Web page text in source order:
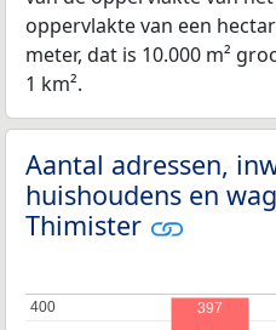
oppervlakte van een
meter, dat is 10.000 m²
1 km².
Aantal adressen,
huishoudens en
Thimister
400
400 397